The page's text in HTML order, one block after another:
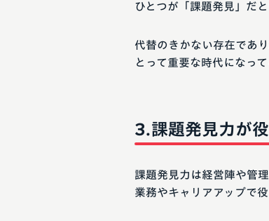
ひとつが「課題発見」だと
代替のきかない存在であ
とって重要な時代になって
課題発見力が
課題発見力は経営陣や管
業務やキャリアアップで役